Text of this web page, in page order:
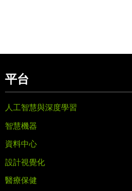
平台
人工智慧與深度學習
智慧機器
資料中心
設計視覺化
醫療保健